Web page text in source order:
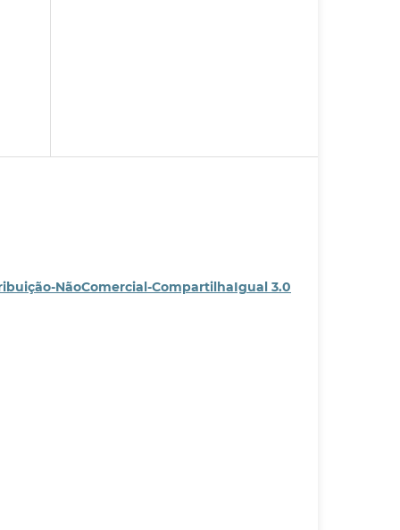
NãoComercial-CompartilhaIgual 3.0